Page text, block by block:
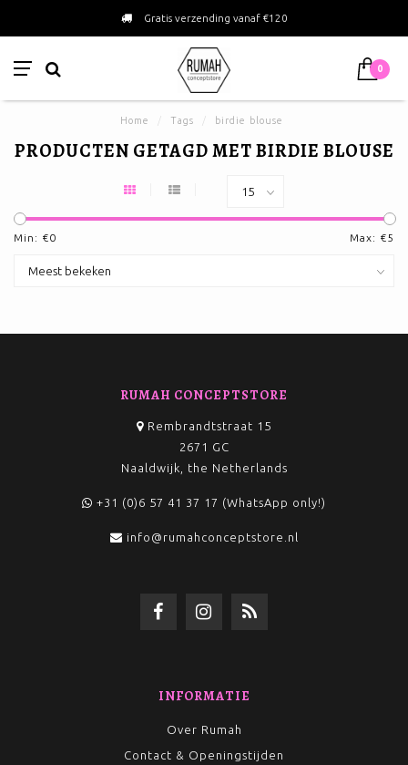
Gratis verzending vanaf €120
0
Home Tags birdie blouse
PRODUCTEN GETAGD MET BIRDIE BLOUSE
Min: €0 Max: €5
RUMAH CONCEPTSTORE
Rembrandtstraat 15
2671 GC
Naaldwijk, the Netherlands
+31 (0)6 57 41 37 17 (WhatsApp only!)
info@rumahconceptstore.nl
INFORMATIE
Over Rumah
Contact & Openingstijden